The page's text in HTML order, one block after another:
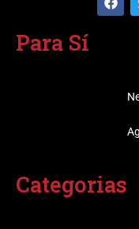
Para Sí
Categorias